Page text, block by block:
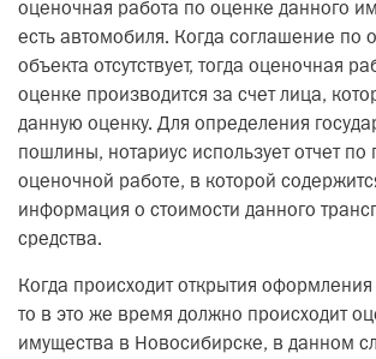
оценочная работа по оценке данного
есть автомобиля. Когда соглашение по
объекта отсутствует, тогда оценочная
оценке производится за счет лица,
данную оценку. Для определения
пошлины, нотариус использует отчет по
оценочной работе, в которой
информация о стоимости данного
средства.
Когда происходит открытия оформления
то в это же время должно происходит
имущества в Новосибирске, в данном